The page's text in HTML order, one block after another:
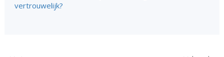
vertrouwelijk?